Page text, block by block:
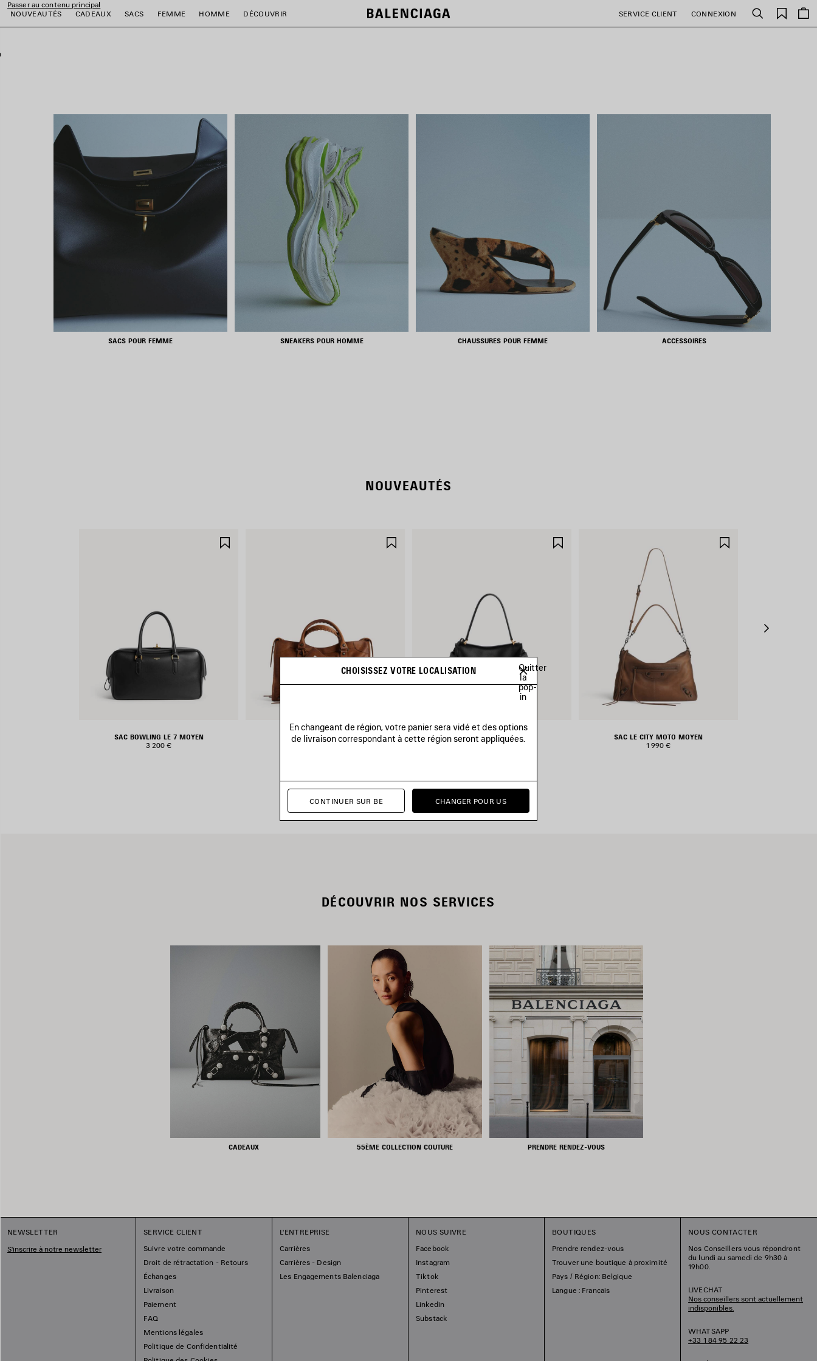
Passer au contenu principal
NOUVEAUTÉS
CADEAUX SACS FEMME HOMME DÉCOUVRIR SERVICE CLIENT CONNEXION Rechercher
fermer la bannière
DÉCOUVRIR
SACS POUR FEMME SNEAKERS POUR HOMME CHAUSSURES POUR FEMME ACCESSOIRES
NOUVEAUTÉS
SAC BOWLING LE 7 MOYEN
3 200 €
SAC LE CITY MOYEN
SAC À MAIN RODEO PETIT
2 950 €
SAC LE CITY MOTO MOYEN
1 990 €
DÉCOUVRIR NOS SERVICES
CADEAUX 55ÈME COLLECTION COUTURE PRENDRE RENDEZ-VOUS
NEWSLETTER
S'inscrire à notre newsletter
SERVICE CLIENT
Suivre votre commande
Droit de rétractation - Retours
Échanges
Livraison
Paiement
FAQ
Mentions légales
Politique de Confidentialité
L'ENTREPRISE
Carrières
Carrières - Design
Les Engagements Balenciaga
NOUS SUIVRE
Facebook
Instagram
Tiktok
Pinterest
Linkedin
Substack
BOUTIQUES
Prendre rendez-vous
Trouver une boutique à proximité
Pays / Région: Belgique
Langue : Français
NOUS CONTACTER
Nos Conseillers vous répondront
du lundi au samedi de 9h30 à
19h00.
LIVECHAT
Nos conseillers sont actuellement
indisponibles.
WHATSAPP
+33 1 84 95 22 23
CHOISISSEZ VOTRE LOCALISATION
Quitter
la
pop-
in
En changeant de région, votre panier sera vidé et des options
de livraison correspondant à cette région seront appliquées.
CONTINUER SUR BE CHANGER POUR US